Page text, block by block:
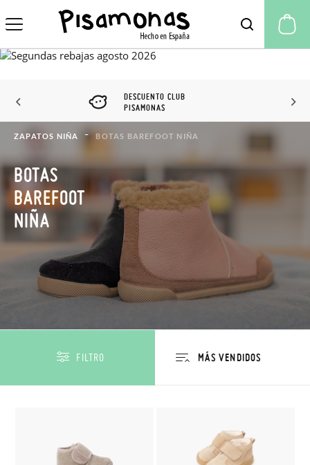
DESCUENTO CLUB
PISAMONAS
ZAPATOS NIÑA BOTAS BAREFOOT NIÑA
BOTAS
BAREFOOT
NIÑA
FILTRO